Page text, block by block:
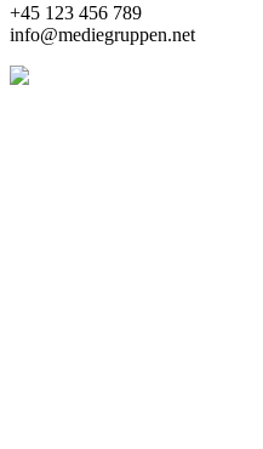
+45 123 456 789
info@mediegruppen.net